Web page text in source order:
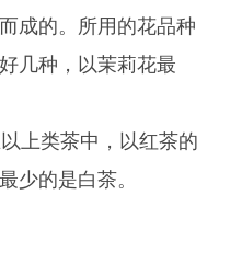
成的。所用的花品种
几种，以茉莉花最
类茶中，以红茶的
少的是白茶。